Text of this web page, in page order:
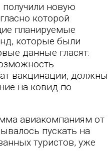
новую
которой
планируемые
которые были
данные гласят:
вакцинации, должны
на ковид по
авиакомпаниям от
пускать на
туристов, уже